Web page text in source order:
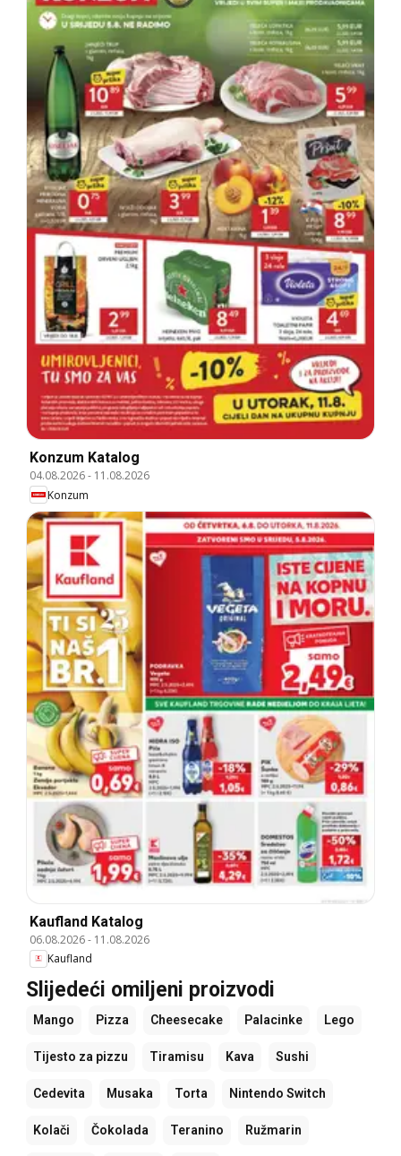
Konzum Katalog
04.08.2026- 11.08.2026
Konzum
Kaufland Katalog
06.08.2026- 11.08.2026
Kaufland
Slijedeći omiljeni proizvodi
Mango Pizza Cheesecake Palacinke Lego
Tijesto za pizzu Tiramisu Kava Sushi
Cedevita Musaka Torta Nintendo Switch
Kolači Čokolada Teranino Ružmarin